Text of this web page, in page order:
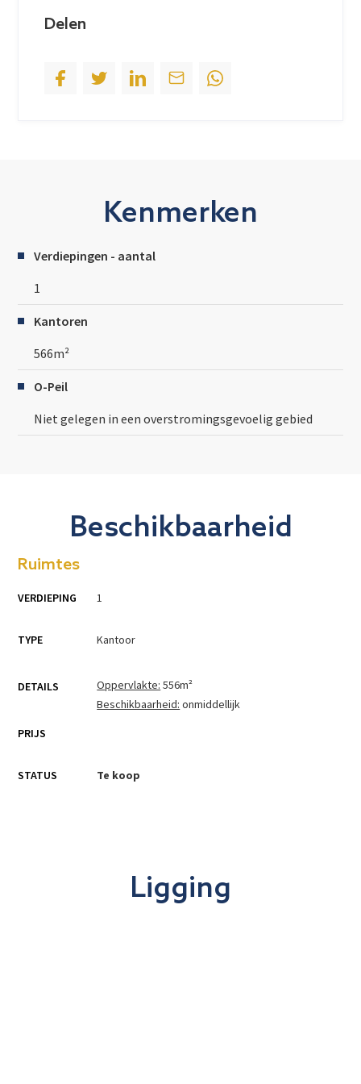
1
Delen
Kenmerken
Verdiepingen - aantal
1
Kantoren
566m²
O-Peil
Niet gelegen in een overstromingsgevoelig gebied
Beschikbaarheid
Ruimtes
VERDIEPING
TYPE
DETAILS
PRIJS
STATUS
1
Kantoor
Oppervlakte: 556m²
Beschikbaarheid: onmiddellijk
Te koop
Ligging